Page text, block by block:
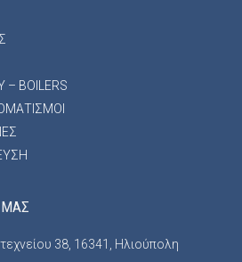
BOILERS
ΜΑΣ
38, 16341, Ηλιούπολη